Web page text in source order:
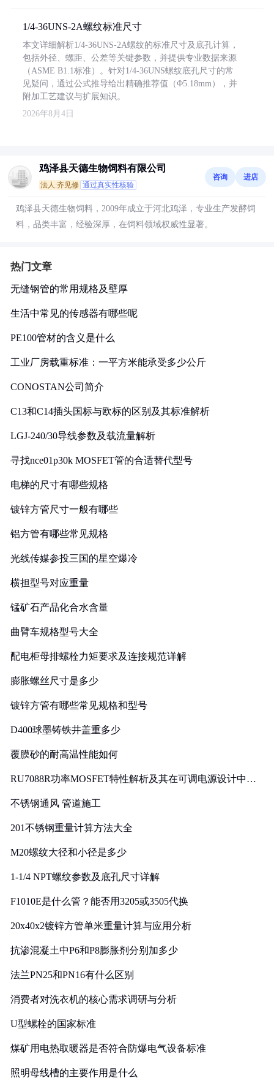
1/4-36UNS-2A螺纹标准尺寸
本文详细解析1/4-36UNS-2A螺纹的标准尺寸及底孔计算，
包括外径、螺距、公差等关键参数，并提供专业数据来源
（ASME B1.1标准）。针对1/4-36UNS螺纹底孔尺寸的常
见疑问，通过公式推导给出精确推荐值（Φ5.18mm），并
附加工艺建议与扩展知识。
2026年8月4日
鸡泽县天德生物饲料有限公司
法人:齐见修 通过真实性核验
咨询 进店
鸡泽县天德生物饲料，2009年成立于河北鸡泽，专业生产发酵饲
料，品类丰富，经验深厚，在饲料领域权威性显著。
热门文章
无缝钢管的常用规格及壁厚
生活中常见的传感器有哪些呢
PE100管材的含义是什么
工业厂房载重标准：一平方米能承受多少公斤
CONOSTAN公司简介
C13和C14插头国标与欧标的区别及其标准解析
LGJ-240/30导线参数及载流量解析
寻找nce01p30k MOSFET管的合适替代型号
电梯的尺寸有哪些规格
镀锌方管尺寸一般有哪些
铝方管有哪些常见规格
光线传媒参投三国的星空爆冷
横担型号对应重量
锰矿石产品化合水含量
曲臂车规格型号大全
配电柜母排螺栓力矩要求及连接规范详解
膨胀螺丝尺寸是多少
镀锌方管有哪些常见规格和型号
D400球墨铸铁井盖重多少
覆膜砂的耐高温性能如何
RU7088R功率MOSFET特性解析及其在可调电源设计中的
不锈钢通风 管道施工
201不锈钢重量计算方法大全
M20螺纹大径和小径是多少
1-1/4 NPT螺纹参数及底孔尺寸详解
F1010E是什么管？能否用3205或3505代换
20x40x2镀锌方管单米重量计算与应用分析
抗渗混凝土中P6和P8膨胀剂分别加多少
法兰PN25和PN16有什么区别
消费者对洗衣机的核心需求调研与分析
U型螺栓的国家标准
煤矿用电热取暖器是否符合防爆电气设备标准
照明母线槽的主要作用是什么